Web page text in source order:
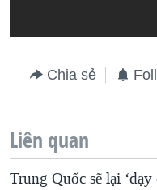
Chia sẻ
Liên quan
Trung Quốc sẽ lại